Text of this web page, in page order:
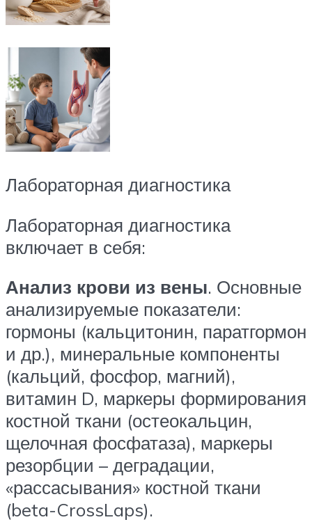
Лабораторная диагностика
Лабораторная диагностика
включает в себя:
Анализ крови из вены. Основные
анализируемые показатели:
гормоны (кальцитонин, паратгормон
и др.), минеральные компоненты
(кальций, фосфор, магний),
витамин D, маркеры формирования
костной ткани (остеокальцин,
щелочная фосфатаза), маркеры
резорбции – деградации,
«рассасывания» костной ткани
(beta-CrossLaps).